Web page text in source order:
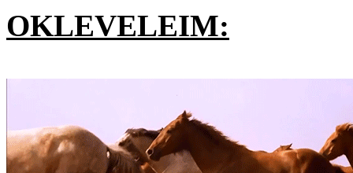
OKLEVELEIM: